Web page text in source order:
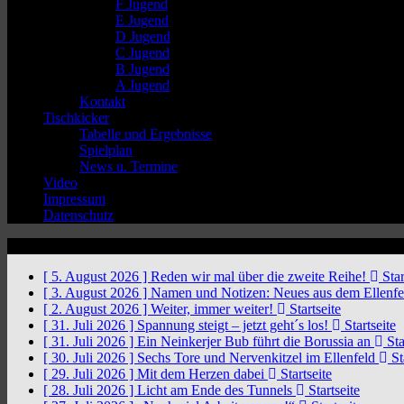
F Jugend
E Jugend
D Jugend
C Jugend
B Jugend
A Jugend
Kontakt
Tischkicker
Tabelle und Ergebnisse
Spielplan
News u. Termine
Video
Impressum
Datenschutz
[ 5. August 2026 ] Reden wir mal über die zweite Reihe!
[ 3. August 2026 ] Namen und Notizen: Neues aus dem
[ 2. August 2026 ] Weiter, immer weiter!
Startseite
[ 31. Juli 2026 ] Spannung steigt – jetzt geht´s los!
Startseite
[ 31. Juli 2026 ] Ein Neinkerjer Bub führt die Borussia an
[ 30. Juli 2026 ] Sechs Tore und Nervenkitzel im Ellenfeld
[ 29. Juli 2026 ] Mit dem Herzen dabei
Startseite
[ 28. Juli 2026 ] Licht am Ende des Tunnels
Startseite